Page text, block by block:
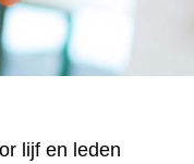
lijf en leden